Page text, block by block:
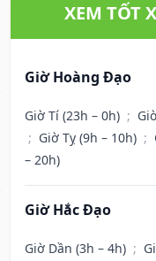
XEM TỐT
Giờ Hoàng Đạo
Giờ Tí (23h – 0h) ;
; Giờ Tỵ (9h – 10h) ;
– 20h)
Giờ Hắc Đạo
Giờ Dần (3h – 4h) ;